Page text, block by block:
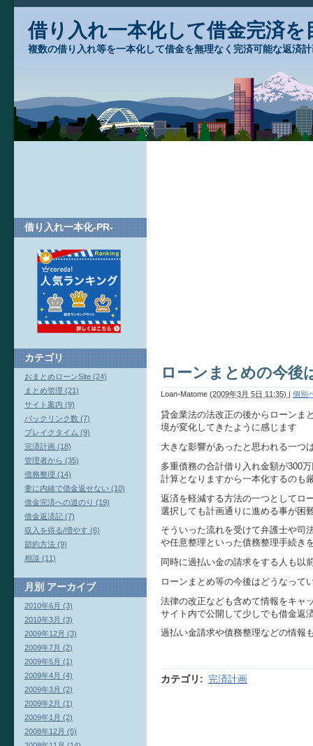
借り入れ一本化して借金完済を
複数の借り入れ等を一本化して借金を無理なく完済可能な返済
ローンまとめの今後
Loan-Matome (2009年3月 5日 11:35) 個別
貸金業法の法改正の後からローンま
境が変化してきたように感じます
大きな影響があったと思われる一つ
多重債務の合計借り入れ金額が300
計算となりますから一本化するのも
返済を軽減する方法の一つとしてロ
選択しても計画通りに進める事が困
そういった流れを受けて弁護士や司
や任意整理といった債務整理手続き
同時に過払い金の請求をする人も以
ローンまとめ等の今後はどうなって
法律の改正なども含めて情報をキャ
サイト内で公開して少しでも借金返
過払い金請求や債務整理などの情報
カテゴリ : 完済計画
借り入れ一本化-PR-
カテゴリ
おまとめローンSite (24)
まとめ管理 (21)
サイト案内 (9)
バックリンク数 (7)
ブレイクタイム (9)
完済計画 (18)
管理者から (35)
債務整理 (14)
妻に内緒で借金返せない (10)
借金完済への道のり (19)
借金返済記 (7)
収入を得る/増やす (6)
節約方法 (9)
相談 (11)
月別アーカイブ
2010年6月 (3)
2010年3月 (3)
2009年12月 (3)
2009年7月 (2)
2009年5月 (1)
2009年4月 (4)
2009年3月 (2)
2009年2月 (1)
2009年1月 (2)
2008年12月 (5)